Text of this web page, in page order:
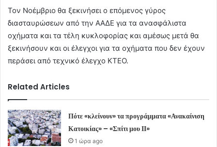
Τον Νοέμβριο θα ξεκινήσει ο επόμενος γύρος
διασταυρώσεων από την ΑΑΔΕ για τα ανασφάλιστα
οχήματα και τα τέλη κυκλοφορίας και αμέσως μετά θα
ξεκινήσουν και οι έλεγχοι για τα οχήματα που δεν έχουν
περάσει από τεχνικό έλεγχο ΚΤΕΟ.
Related Articles
Πότε «κλείνουν» τα προγράμματα «Ανακαίνιση
Κατοικίας» – «Σπίτι μου ΙΙ»
1 ώρα ago